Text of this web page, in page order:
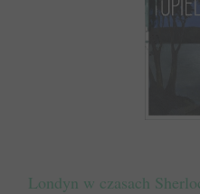
Londyn w czasach